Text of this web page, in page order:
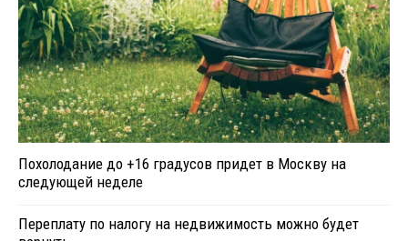
Похолодание до +16 градусов придет в Москву на
следующей неделе
Переплату по налогу на недвижимость можно будет